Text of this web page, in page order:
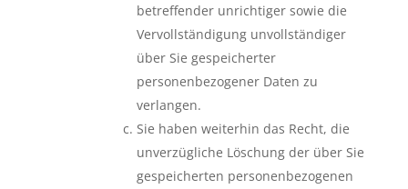
betreffender unrichtiger sowie die
Vervollständigung unvollständiger
über Sie gespeicherter
personenbezogener Daten zu
verlangen.
Sie haben weiterhin das Recht, die
unverzügliche Löschung der über Sie
gespeicherten personenbezogenen